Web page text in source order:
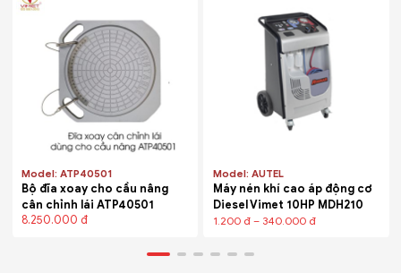
Model: ATP40501
Bộ đĩa xoay cho cầu nâng
cân chỉnh lái ATP40501
8.250.000 đ
Model: AUTEL
Máy nén khí cao áp động cơ
Diesel Vimet 10HP MDH210
1.200đ– 340.000đ